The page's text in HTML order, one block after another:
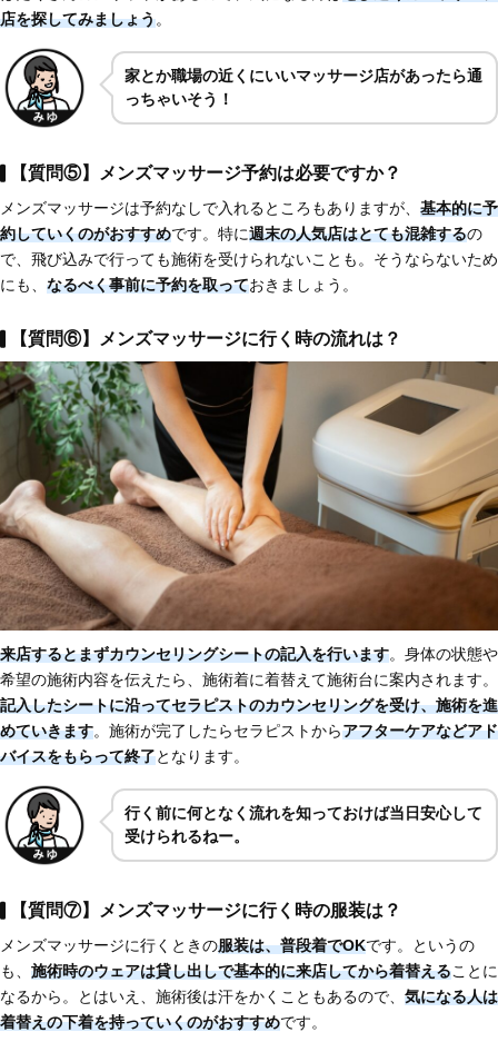
店を探してみましょう。
家とか職場の近くにいいマッサージ店があったら通
っちゃいそう！
【質問⑤】メンズマッサージ予約は必要ですか？
メンズマッサージは予約なしで入れるところもありますが、 基本的に予
約していくのがおすすめです。特に週末の人気店はとても混雑するの
で、飛び込みで行っても施術を受けられないことも。そうならないため
にも、 なるべく事前に予約を取っておきましょう。
【質問⑥】メンズマッサージに行く時の流れは？
来店するとまずカウンセリングシートの記入を行います。身体の状態や
希望の施術内容を伝えたら、施術着に着替えて施術台に案内されます。
記入したシートに沿ってセラピストのカウンセリングを受け、施術を進
めていきます。施術が完了したらセラピストからアフターケアなどアド
バイスをもらって終了となります。
行く前に何となく流れを知っておけば当日安心して
受けられるねー。
【質問⑦】メンズマッサージに行く時の服装は？
メンズマッサージに行くときの服装は、普段着でOKです。というの
も、 施術時のウェアは貸し出しで基本的に来店してから着替えることに
なるから。とはいえ、施術後は汗をかくこともあるので、 気になる人は
着替えの下着を持っていくのがおすすめです。